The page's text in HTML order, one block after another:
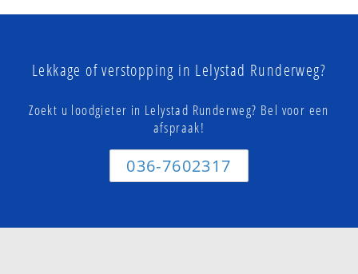
Lekkage of verstopping in Lelystad Runderweg?
Zoekt u loodgieter in Lelystad Runderweg? Bel voor een
afspraak!
036-7602317